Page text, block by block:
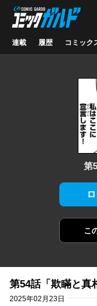
コミックガル
連載 履歴 コミック
第
こ
第54話「欺瞞と真
2025年02月23日